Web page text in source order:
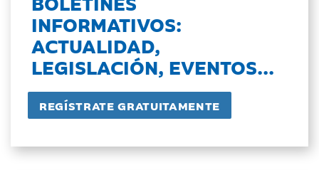
INFORMATIVOS:
ACTUALIDAD,
LEGISLACIÓN, EVENTOS...